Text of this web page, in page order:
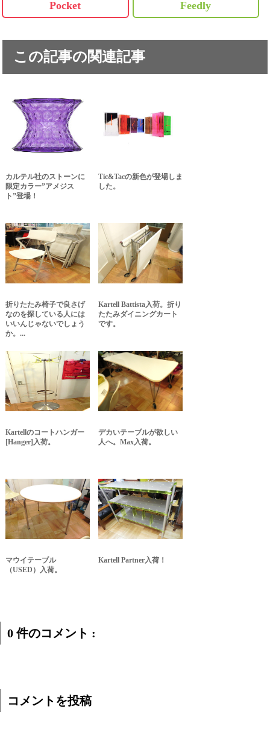
Pocket Feedly
この記事の関連記事
カルテル社のストーンに
限定カラー”アメジス
ト”登場！
Tic&Tacの新色が登場しま
した。
折りたたみ椅子で良さげ
なのを探している人には
いいんじゃないでしょう
か。...
Kartell Battista入荷。折り
たたみダイニングカート
です。
Kartellのコートハンガー
[Hanger]入荷。
デカいテーブルが欲しい
人へ。Max入荷。
マウイテーブル
（USED）入荷。
Kartell Partner入荷！
0 件のコメント :
コメントを投稿